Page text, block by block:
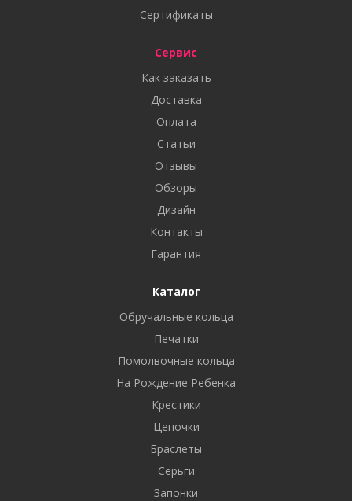
Сертификаты
Сервис
Как заказать
Доставка
Оплата
Статьи
Отзывы
Обзоры
Дизайн
Контакты
Гарантия
Каталог
Обручальные кольца
Печатки
Помолвочные кольца
На Рождение Ребенка
Крестики
Цепочки
Браслеты
Серьги
Запонки